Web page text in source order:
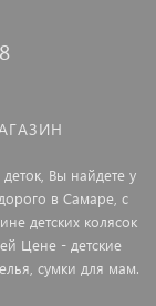
Вы найдете у
в Самаре, с
детских колясок
Цене - детские
сумки для мам.